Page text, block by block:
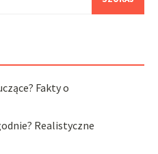
Fakty o
Realistyczne